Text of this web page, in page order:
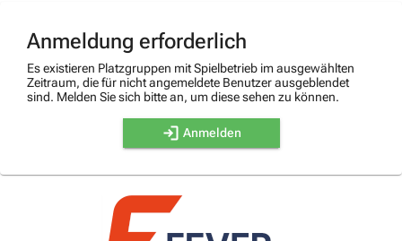
Anmeldung erforderlich
Es existieren Platzgruppen mit Spielbetrieb im ausgewählten
Zeitraum, die für nicht angemeldete Benutzer ausgeblendet
sind. Melden Sie sich bitte an, um diese sehen zu können.
Anmelden